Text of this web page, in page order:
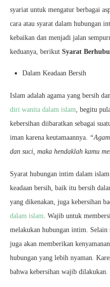
syariat untuk mengatur berbagai
cara atau syarat dalam hubungan
kebaikan dan menjadi jalan
keduanya, berikut Syarat
Dalam Keadaan Bersih
Islam adalah agama yang bersih
diri wanita dalam islam, begitu
kebersihan diibaratkan sebagai
iman karena keutamaannya.
dan suci, maka hendaklah kamu
Syarat hubungan intim dalam
keadaan bersih, baik itu bersih
yang dikenakan, juga kebersihan
dalam islam. Wajib untuk
melakukan hubungan intim. Selain
juga akan memberikan
hubungan yang lebih nyaman.
bahwa kebersihan wajib dilakukan.